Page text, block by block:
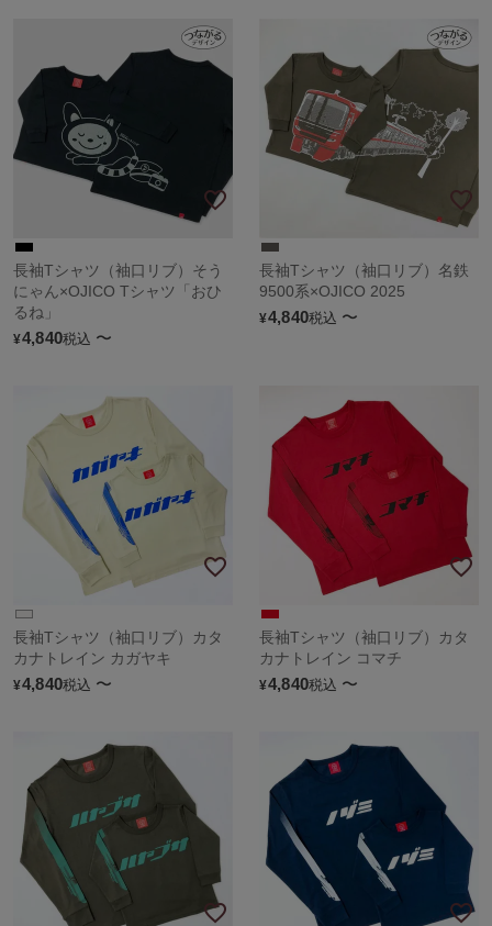
長袖Tシャツ（袖口リブ）そう
にゃん×OJICO Tシャツ「おひ
るね」
¥4,840税込 〜
長袖Tシャツ（袖口リブ）名鉄
9500系×OJICO 2025
¥4,840税込 〜
長袖Tシャツ（袖口リブ）カタ
カナトレイン カガヤキ
¥4,840税込 〜
長袖Tシャツ（袖口リブ）カタ
カナトレイン コマチ
¥4,840税込 〜